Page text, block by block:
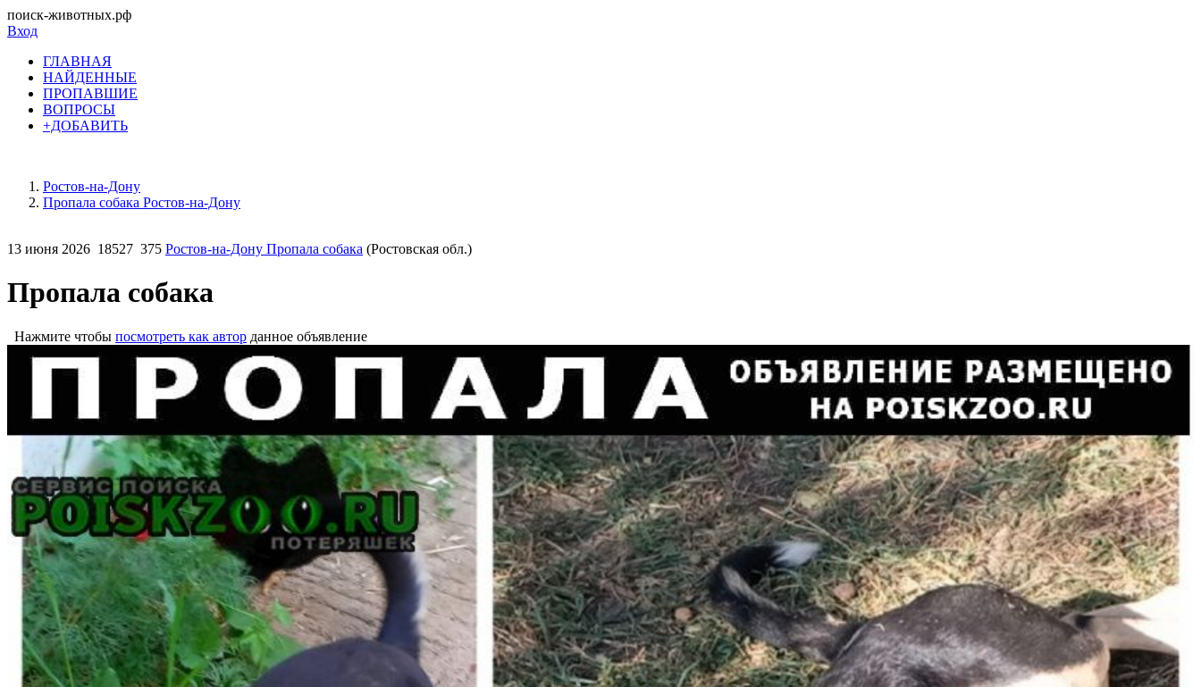
поиск-животных.рф
Вход
ГЛАВНАЯ
НАЙДЕННЫЕ
ПРОПАВШИЕ
ВОПРОСЫ
+ДОБАВИТЬ
Ростов-на-Дону
Пропала собака Ростов-на-Дону
13 июня 2026 18527 375 Ростов-на-Дону Пропала собака (Ростовская обл.)
Пропала собака
Нажмите чтобы посмотреть как автор данное объявление